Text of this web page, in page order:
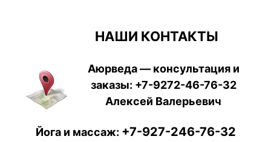
НАШИ КОНТАКТЫ
Аюрведа — консультация и
заказы: +7-9272-46-76-32
Алексей Валерьевич
Йога и массаж: +7-927-246-76-32